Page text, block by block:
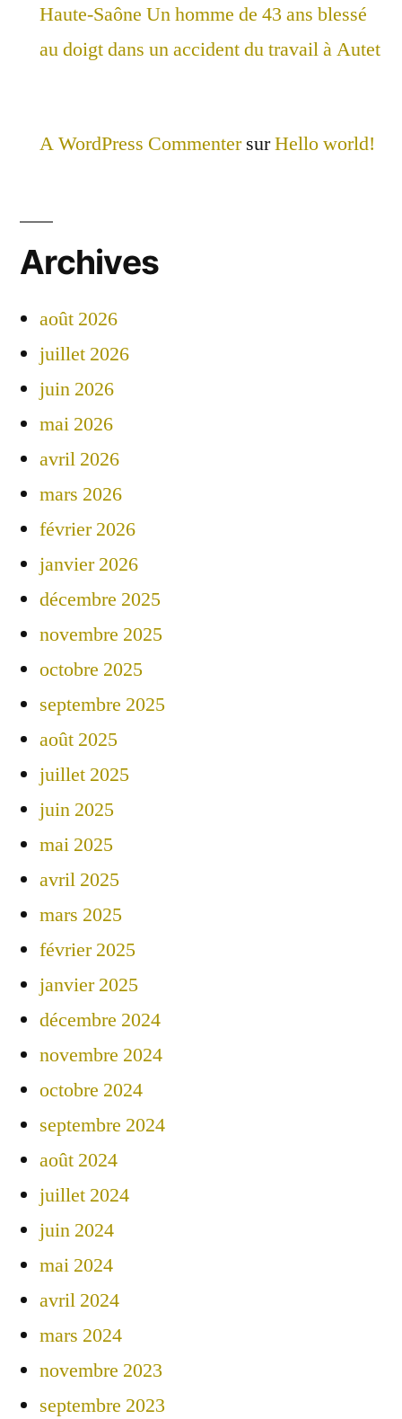
Haute-Saône Un homme de 43 ans blessé
au doigt dans un accident du travail à Autet
A WordPress CommentersurHello world!
Archives
août 2026
juillet 2026
juin 2026
mai 2026
avril 2026
mars 2026
février 2026
janvier 2026
décembre 2025
novembre 2025
octobre 2025
septembre 2025
août 2025
juillet 2025
juin 2025
mai 2025
avril 2025
mars 2025
février 2025
janvier 2025
décembre 2024
novembre 2024
octobre 2024
septembre 2024
août 2024
juillet 2024
juin 2024
mai 2024
avril 2024
mars 2024
novembre 2023
septembre 2023